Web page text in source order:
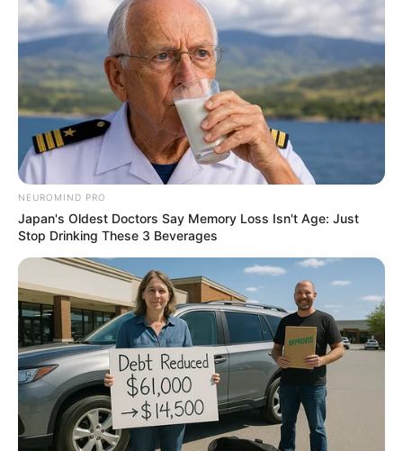
คนเกิดวันพุธสีที่ไม่ควรใช้เด็ดขาดคือสีดำ สีชมพู ส่วนสีที่ดี
ควรหามาใช้คือสีเขียว สีครีม และสีน้ำตาลจะช่วยส่งสเริม
ให้ร่ำรวยเงินทอง
คนเกิดวันพฤหัสบดีสำหรับสีที่ถูกโฉลกแบบสุดๆคือ
หรือ ส้ม จะช่วยส่งผลดีกับการเงิน ให้ช่วยหมุนเวียนคล่อง
NEUROMIND PRO
Japan's Oldest Doctors Say Memory Loss Isn't Age: Just
Stop Drinking These 3 Beverages